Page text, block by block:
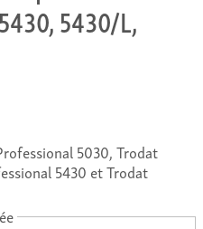
5430/L,
5030, Trodat
5430 et Trodat